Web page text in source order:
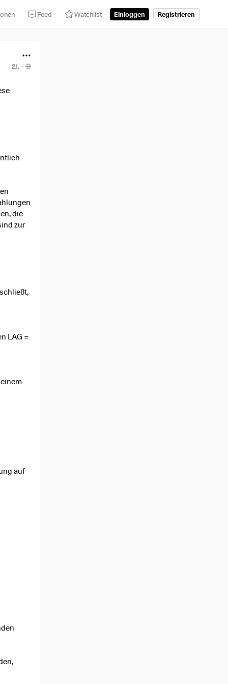
Feed Watchlist Einloggen Registrieren
2J. ·
die
zur
LAG =
auf